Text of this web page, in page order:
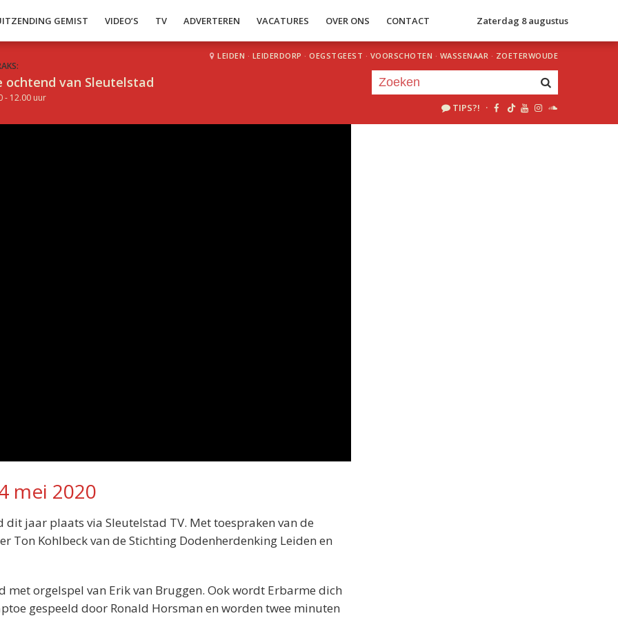
GEMIST VIDEO’S TV ADVERTEREN VACATURES OVER ONS CONTACT Zaterdag 8 augustus
ochtend van Sleutelstad
- 12.00 uur
LEIDEN · LEIDERDORP · OEGSTGEEST · VOORSCHOTEN · WASSENAAR · ZOETERWOUDE
TIPS?! ·
mei 2020
jaar plaats via Sleutelstad TV. Met toespraken van de
Ton Kohlbeck van de Stichting Dodenherdenking Leiden en
met orgelspel van Erik van Bruggen. Ook wordt Erbarme dich
gespeeld door Ronald Horsman en worden twee minuten